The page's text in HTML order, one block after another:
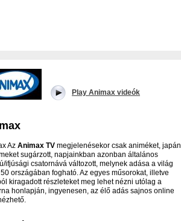
Play Animax videók
Az Animax TV megjelenésekor csak animéket, japán
sugárzott, napjainkban azonban általános
ifjúsági csatornává változott, melynek adása a világ
országában fogható. Az egyes műsorokat, illetve
kiragadott részleteket meg lehet nézni utólag a
honlapján, ingyenesen, az élő adás sajnos online